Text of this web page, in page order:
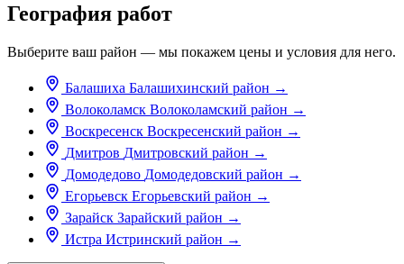
География работ
Выберите ваш район — мы покажем цены и условия для него.
Балашиха Балашихинский район →
Волоколамск Волоколамский район →
Воскресенск Воскресенский район →
Дмитров Дмитровский район →
Домодедово Домодедовский район →
Егорьевск Егорьевский район →
Зарайск Зарайский район →
Истра Истринский район →